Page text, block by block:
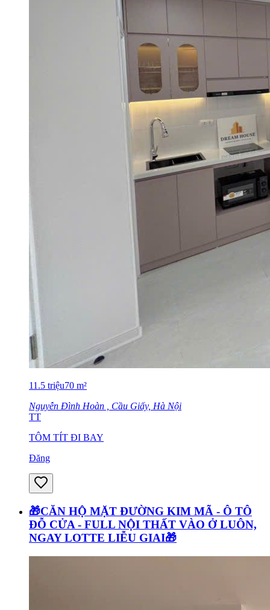
11.5 triệu70 m²
Nguyễn Đình Hoàn , Cầu Giấy, Hà Nội
TT
TÔM TÍT ĐI BAY
Đăng
🎁CĂN HỘ MẶT ĐƯỜNG KIM MÃ - Ô TÔ
ĐỖ CỬA - FULL NỘI THẤT VÀO Ở LUÔN,
NGAY LOTTE LIỄU GIAI🎁